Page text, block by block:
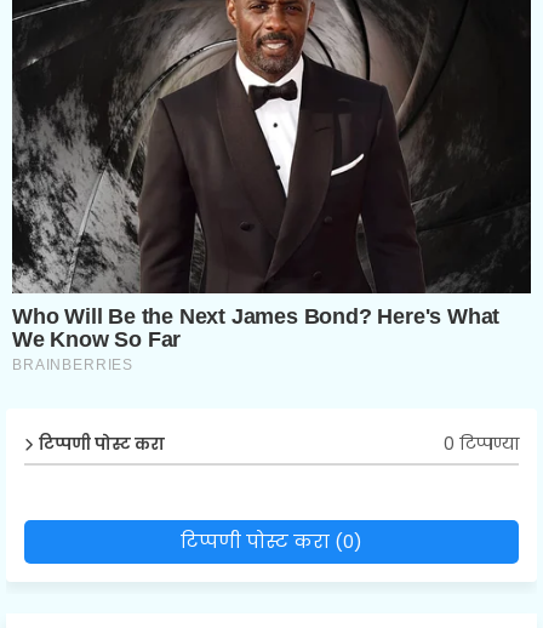
टिप्पणी पोस्ट करा 0 टिप्पण्या
टिप्पणी पोस्ट करा (0)